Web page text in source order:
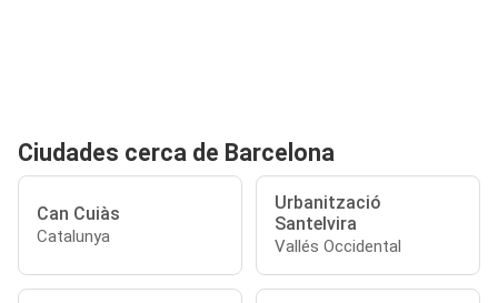
Ciudades cerca de Barcelona
Can Cuiàs
Catalunya
Urbanització
Santelvira
Vallés Occidental